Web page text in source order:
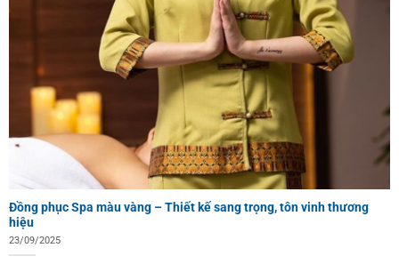
Đồng phục Spa màu vàng – Thiết kế sang trọng, tôn vinh thương
hiệu
23/09/2025